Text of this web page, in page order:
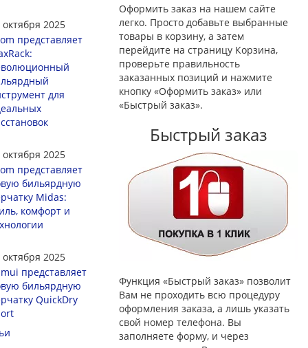
Оформить заказ на нашем сайте
легко. Просто добавьте выбранные
товары в корзину, а затем
перейдите на страницу Корзина,
проверьте правильность
заказанных позиций и нажмите
кнопку «Оформить заказ» или
«Быстрый заказ».
Быстрый заказ
Функция «Быстрый заказ» позволит
Вам не проходить всю процедуру
оформления заказа, а лишь указать
свой номер телефона. Вы
заполняете форму, и через
октября 2025
представляет
для
октября 2025
представляет
бильярдную
Midas:
комфорт и
октября 2025
представляет
бильярдную
QuickDry